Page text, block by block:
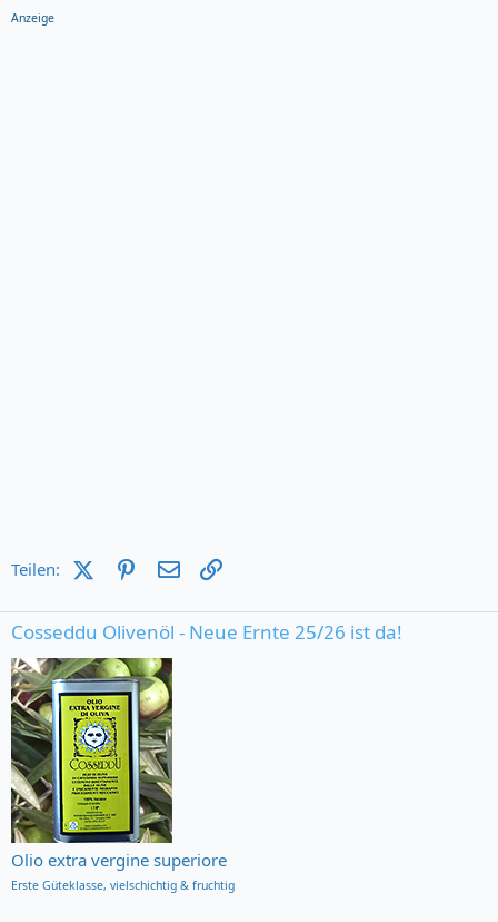
Anzeige
Teilen: X (Twitter)PinterestE-Mail
Cosseddu Olivenöl - Neue Ernte 25/26 ist da!
Olio extra vergine superiore
Erste Güteklasse, vielschichtig & fruchtig